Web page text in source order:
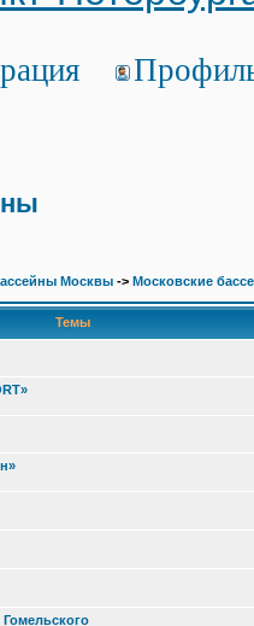
Москвы -> Московские
Темы